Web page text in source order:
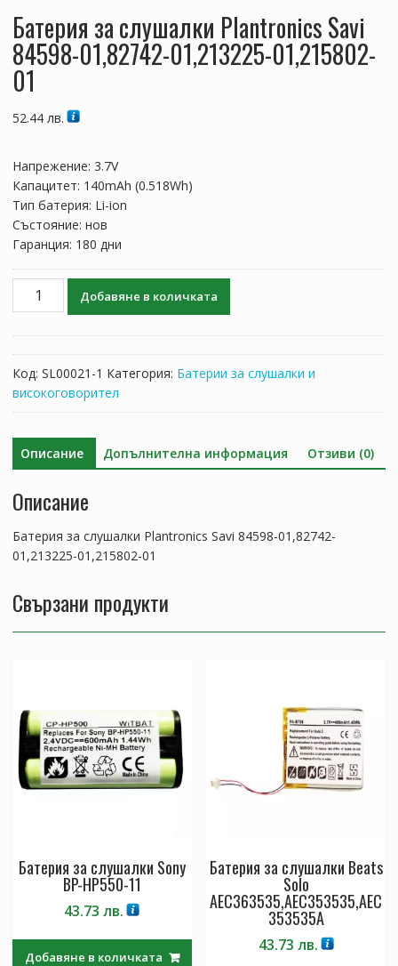
Батерия за слушалки Plantronics Savi
84598-01,82742-01,213225-01,215802-
01
52.44 лв.
Напрежение: 3.7V
Капацитет: 140mAh (0.518Wh)
Тип батерия: Li-ion
Състояние: нов
Гаранция: 180 дни
количество
Plantronics
01,82742-
01,213225-
01
Добавяне в количката
Код: SL00021-1 Категория: Батерии за слушалки и
високоговорител
Описание Допълнителна информация Отзиви (0)
Описание
Батерия за слушалки Plantronics Savi 84598-01,82742-
01,213225-01,215802-01
Свързани продукти
Батерия за слушалки Sony
BP-HP550-11
43.73лв.
Добавяне в количката
Батерия за слушалки Beats
Solo
AEC363535,AEC353535,AEC
353535A
43.73 лв.